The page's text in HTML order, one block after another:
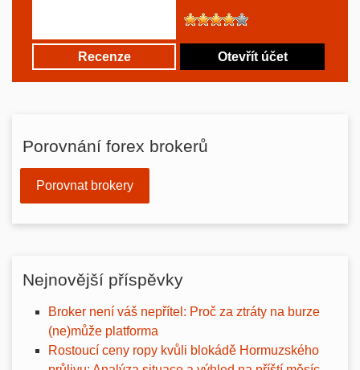
Recenze Otevřít účet
Porovnání forex brokerů
Porovnat brokery
Nejnovější příspěvky
Broker není váš nepřítel: Proč za ztráty na burze
(ne)může platforma
Rostoucí ceny ropy kvůli blokádě Hormuzského